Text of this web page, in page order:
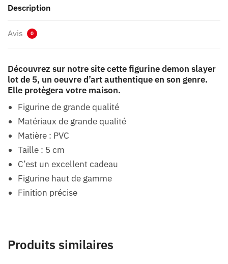
Description
Avis 0
Découvrez sur notre site cette figurine demon slayer
lot de 5, un oeuvre d’art authentique en son genre.
Elle protègera votre maison.
Figurine de grande qualité
Matériaux de grande qualité
Matière : PVC
Taille : 5 cm
C’est un excellent cadeau
Figurine haut de gamme
Finition précise
Produits similaires